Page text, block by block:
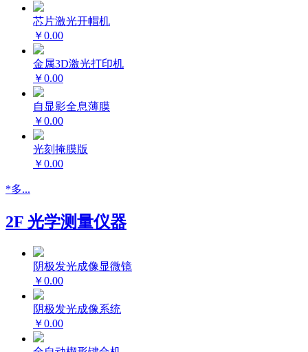
芯片激光开帽机
￥0.00
金属3D激光打印机
￥0.00
自显影全息薄膜
￥0.00
光刻掩膜版
￥0.00
*多...
2F 光学测量仪器
阴极发光成像显微镜
￥0.00
阴极发光成像系统
￥0.00